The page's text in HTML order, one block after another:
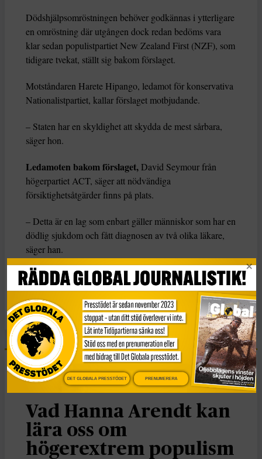
Dödshjälpsomröstningen behöver godkännas i ytterligare
en omröstning där utgången dock redan bedöms vara
klar sedan populistpartiet New Zealand First (NZF), som
tidigare tvekat, ställt sig bakom förslaget.
Motståndaren Harete Hipango, ledamot för konservativa
Nationalistpartiet, kallar förslaget motbjudande.
– Staten har en skyldighet att skydda de mest sårbara,
säger hon.
Ledamoten bakom förslaget, David Seymour från
högerpartiet ACT, säger att nödvändiga
försiktighetsåtgärder finns på plats.
– Detta är en lag som enbart gäller människor som har en
dödlig sjukdom och fått diagnosen av två olika läkare,
säger han.
KATEGORI
Nyheter
Essä
Vad Hanna Arendt kan
lära oss om
högerextrem populism
DET GLOBALA PRESSTÖDET PRENUMERERA